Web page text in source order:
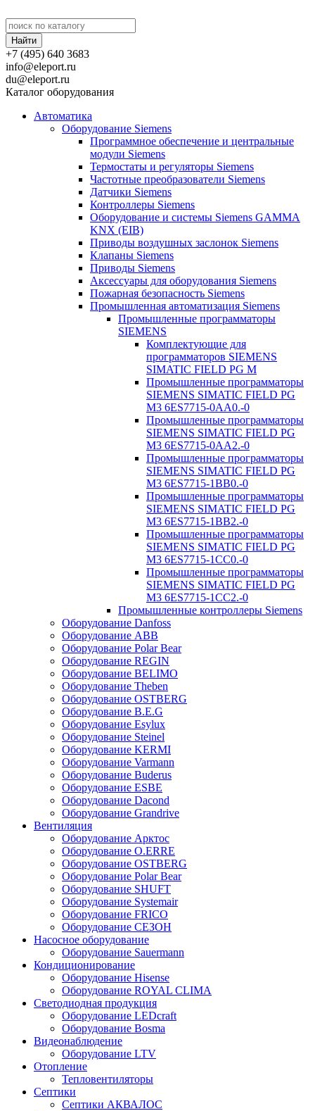
+7 (495) 640 3683
info@eleport.ru
du@eleport.ru
Каталог оборудования
Автоматика
Оборудование Siemens
Программное обеспечение и центральные
модули Siemens
Термостаты и регуляторы Siemens
Частотные преобразователи Siemens
Датчики Siemens
Контроллеры Siemens
Оборудование и системы Siemens GAMMA
KNX (EIB)
Приводы воздушных заслонок Siemens
Клапаны Siemens
Приводы Siemens
Аксессуары для оборудования Siemens
Пожарная безопасность Siemens
Промышленная автоматизация Siemens
Промышленные программаторы
SIEMENS
Комплектующие для
программаторов SIEMENS
SIMATIC FIELD PG M
Промышленные программаторы
SIEMENS SIMATIC FIELD PG
M3 6ES7715-0AA0.-0
Промышленные программаторы
SIEMENS SIMATIC FIELD PG
M3 6ES7715-0AA2.-0
Промышленные программаторы
SIEMENS SIMATIC FIELD PG
M3 6ES7715-1BB0.-0
Промышленные программаторы
SIEMENS SIMATIC FIELD PG
M3 6ES7715-1BB2.-0
Промышленные программаторы
SIEMENS SIMATIC FIELD PG
M3 6ES7715-1CC0.-0
Промышленные программаторы
SIEMENS SIMATIC FIELD PG
M3 6ES7715-1CC2.-0
Промышленные контроллеры Siemens
Оборудование Danfoss
Оборудование ABB
Оборудование Polar Bear
Оборудование REGIN
Оборудование BELIMO
Оборудование Theben
Оборудование OSTBERG
Оборудование B.E.G
Оборудование Esylux
Оборудование Steinel
Оборудование KERMI
Оборудование Varmann
Оборудование Buderus
Оборудование ESBE
Оборудование Dacond
Оборудование Grandrive
Вентиляция
Оборудование Арктос
Оборудование O.ERRE
Оборудование OSTBERG
Оборудование Polar Bear
Оборудование SHUFT
Оборудование Systemair
Оборудование FRICO
Оборудование СЕЗОН
Насосное оборудование
Оборудование Sauermann
Кондиционирование
Оборудование Hisense
Оборудование ROYAL CLIMA
Светодиодная продукция
Оборудование LEDcraft
Оборудование Bosma
Видеонаблюдение
Оборудование LTV
Отопление
Тепловентиляторы
Септики
Септики АКВАЛОС